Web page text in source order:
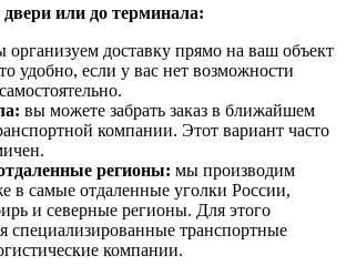
двери или до терминала:
организуем доставку прямо на ваш объект
удобно, если у вас нет возможности
вы можете забрать заказ в ближайшем
компании. Этот вариант часто
регионы: мы производим
в самые отдаленные уголки России,
и северные регионы. Для этого
специализированные транспортные
компании.